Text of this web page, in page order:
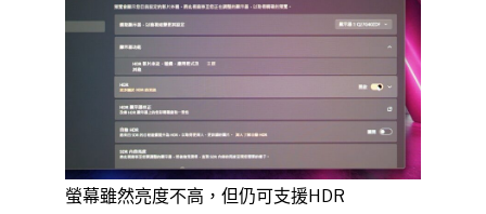
螢幕雖然亮度不高，但仍可支援HDR